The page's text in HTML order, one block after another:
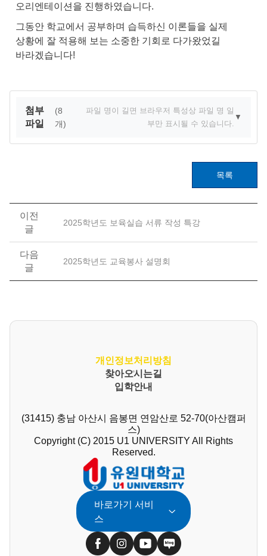
오리엔테이션을 진행하였습니다.
그동안 학교에서 공부하며 습득하신 이론들을 실제
상황에 잘 적용해 보는 소중한 기회로 다가왔었길
바라겠습니다!
첨부
파일
(8
개)
파일 명이 길면 브라우저 특성상 파일 명 일
부만 표시될 수 있습니다.
▼
목록
이전
글
2025학년도 보육실습 서류 작성 특강
다음
글
2025학년도 교육봉사 설명회
개인정보처리방침
찾아오시는길
입학안내
(31415) 충남 아산시 음봉면 연암산로 52-70(아산캠퍼
스)
Copyright (C) 2015 U1 UNIVERSITY All Rights
Reserved.
바로가기 서비
스